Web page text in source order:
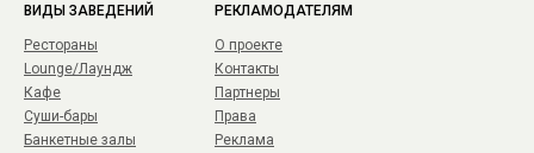
ВИДЫ ЗАВЕДЕНИЙ
Рестораны
Lounge/Лаундж
Кафе
Суши-бары
Банкетные залы
РЕКЛАМОДАТЕЛЯМ
О проекте
Контакты
Партнеры
Права
Реклама